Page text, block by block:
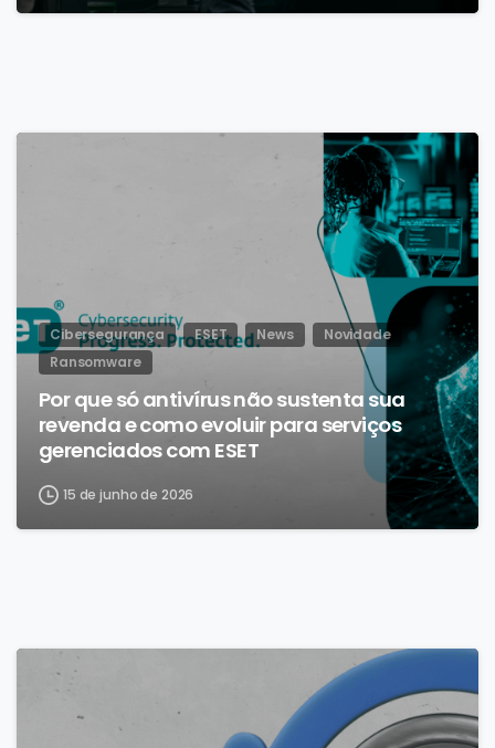
Cibersegurança ESET News
Novidade
Ransomware
Por que só antivírus não sustenta sua
revenda e como evoluir para serviços
gerenciados com ESET
15 de junho de 2026